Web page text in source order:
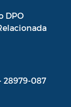
DPO
28979-087